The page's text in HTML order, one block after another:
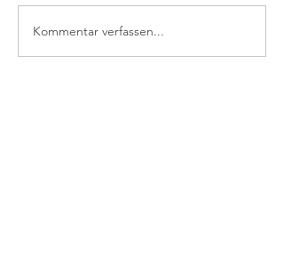
Kommentar verfassen...